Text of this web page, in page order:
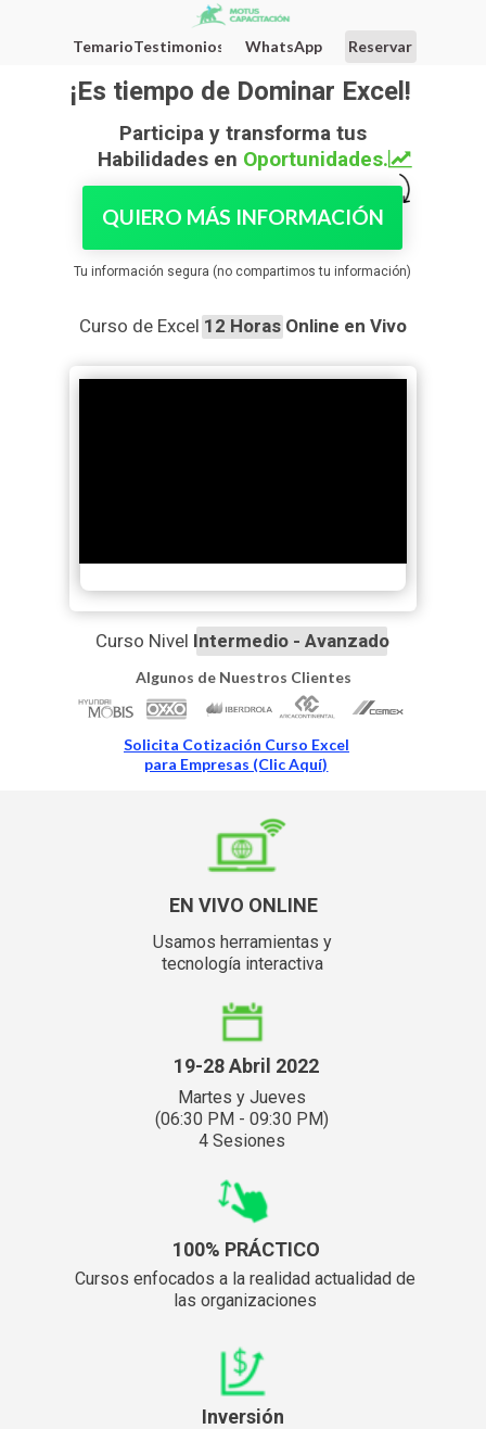
Reservar
Temario WhatsApp
Testimonios
¡Es tiempo de Dominar Excel!
Participa y transforma tus
Habilidades en Oportunidades.
QUIERO MÁS INFORMACIÓN
Tu información segura (no compartimos tu información)
Curso de Excel 12 Horas Online en Vivo
Curso Nivel Intermedio - Avanzado
Algunos de Nuestros Clientes
Solicita Cotización Curso Excel
para Empresas (Clic Aquí)
EN VIVO ONLINE
Martes y Jueves
(06:30 PM - 09:30 PM)
4 Sesiones
19-28 Abril 2022
Cursos enfocados a la realidad actualidad de
las organizaciones
100% PRÁCTICO
Inversión
Usamos herramientas y
tecnología interactiva